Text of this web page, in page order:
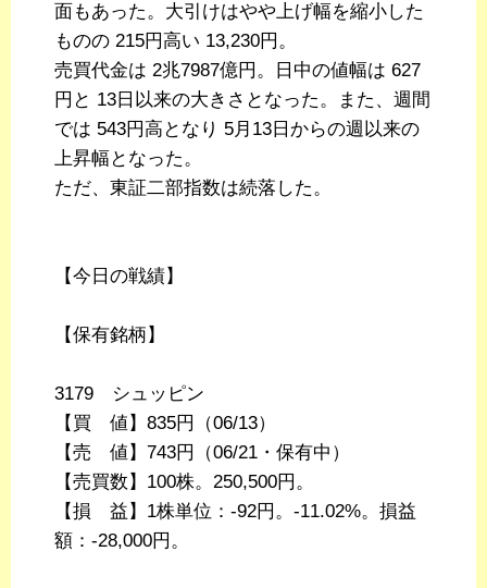
面もあった。大引けはやや上げ幅を縮小した
ものの 215円高い 13,230円。
売買代金は 2兆7987億円。日中の値幅は 627
円と 13日以来の大きさとなった。また、週間
では 543円高となり 5月13日からの週以来の
上昇幅となった。
ただ、東証二部指数は続落した。
【今日の戦績】
【保有銘柄】
3179 シュッピン
【買 値】835円（06/13）
【売 値】743円（06/21・保有中）
【売買数】100株。250,500円。
【損 益】1株単位：-92円。-11.02%。損益
額：-28,000円。